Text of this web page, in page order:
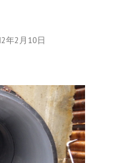
年2月10日